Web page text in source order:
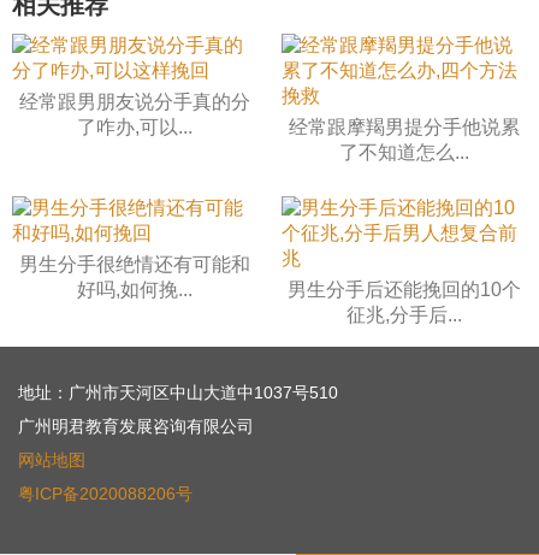
经常跟男朋友说分手真的分
了咋办,可以...
经常跟摩羯男提分手他说累
了不知道怎么...
男生分手很绝情还有可能和
好吗,如何挽...
男生分手后还能挽回的10个
征兆,分手后...
地址：广州市天河区中山大道中1037号510
广州明君教育发展咨询有限公司
网站地图
粤ICP备2020088206号